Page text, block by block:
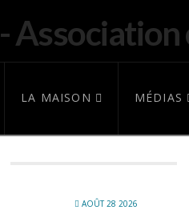
LA MAISON MÉDIAS
AOÛT 28 2026